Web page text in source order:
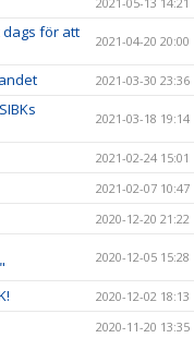
dags för att
2021-04-20 20:00
2021-03-30 23:36
2021-03-18 19:14
2021-02-24 15:01
2021-02-07 10:47
2020-12-20 21:22
2020-12-05 15:28
2020-12-02 18:13
2020-11-20 13:35